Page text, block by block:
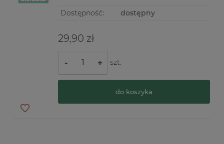
Dostępność: dostępny
29,90 zł
- + szt.
do koszyka